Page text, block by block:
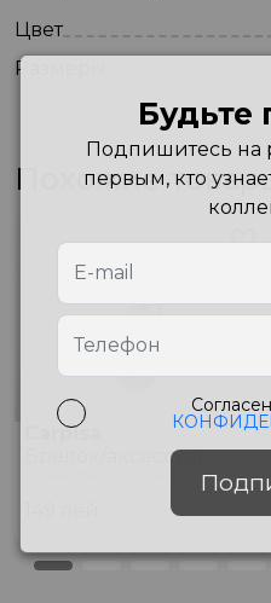
Цвет
Размеры
Похожие
Carpisa
Брелок/аксессуар
Будьте
Подпишитесь на
первым, кто